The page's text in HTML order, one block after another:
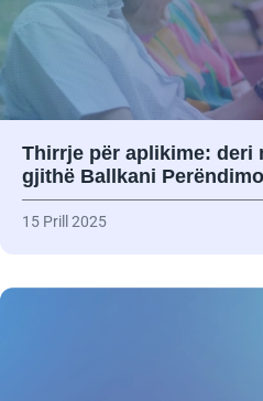
Thirrje për aplikime: deri
gjithë Ballkani
15 Prill 2025